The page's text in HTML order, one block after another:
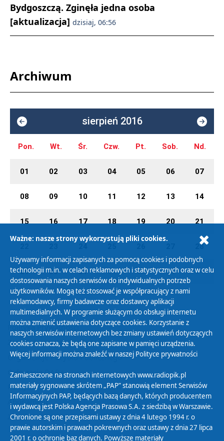
Bydgoszczą. Zginęła jedna osoba
[aktualizacja] dzisiaj, 06:56
Archiwum
sierpień 2016
Pon. Wt. Śr. Czw. Pt. Sob. Nd.
01 02 03 04 05 06 07
08 09 10 11 12 13 14
15 16 17 18 19 20 21
28
29 30 31 01 02 03 04
Polityka Prywatności
Zasady korzystania z Serwisu
Organizacje Pożytku Publicznego
Cyfryzacja DAB+
Polityka ochrony danych osobowych
Abonament
Zamówienia publiczne
Ważne: nasze strony wykorzystują pliki cookies.
Używamy informacji zapisanych za pomocą cookies i podobnych
technologii m.in. w celach reklamowych i statystycznych oraz w celu
dostosowania naszych serwisów do indywidualnych potrzeb
użytkowników. Mogą też stosować je współpracujący z nami
reklamodawcy, firmy badawcze oraz dostawcy aplikacji
multimedialnych. W programie służącym do obsługi internetu
można zmienić ustawienia dotyczące cookies. Korzystanie z
naszych serwisów internetowych bez zmiany ustawień dotyczących
cookies oznacza, że będą one zapisane w pamięci urządzenia.
Więcej informacji można znaleźć w naszej Polityce prywatności
Zamieszczone na stronach internetowych www.radiopik.pl
materiały sygnowane skrótem „PAP” stanowią element Serwisów
Informacyjnych PAP, będących bazą danych, których producentem
i wydawcą jest Polska Agencja Prasowa S.A. z siedzibą w Warszawie.
Chronione są one przepisami ustawy z dnia 4 lutego 1994 r. o
prawie autorskim i prawach pokrewnych oraz ustawy z dnia 27 lipca
2001 r. o ochronie baz danych. Powyższe materiały